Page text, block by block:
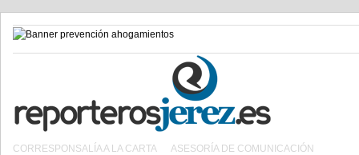
CORRESPONSALÍA A LA CARTA ASESORÍA DE COMUNICACIÓN